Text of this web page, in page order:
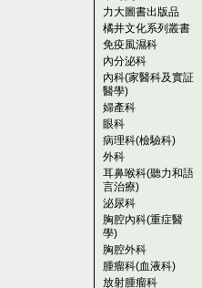
力大圖書出版品
橘井文化系列叢書
免疫風濕科
內分泌科
內科(家醫科及實証
醫學)
婦產科
眼科
病理科(檢驗科)
外科
耳鼻喉科(聽力和語
言治療)
泌尿科
胸腔內科(重症醫
學)
胸腔外科
腫瘤科(血液科)
放射腫瘤科